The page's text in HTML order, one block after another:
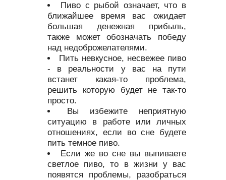
Пиво с рыбой означает, что в
ближайшее время вас ожидает
большая денежная прибыль,
также может обозначать победу
над недоброжелателями.
Пить невкусное, несвежее пиво
- в реальности у вас на пути
встанет какая-то проблема,
решить которую будет не так-то
просто.
Вы избежите неприятную
ситуацию в работе или личных
отношениях, если во сне будете
пить темное пиво.
Если же во сне вы выпиваете
светлое пиво, то в жизни у вас
появятся проблемы, разобраться